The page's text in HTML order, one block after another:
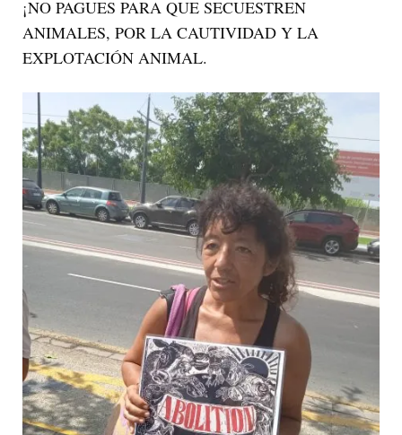
¡NO PAGUES PARA QUE SECUESTREN
ANIMALES, POR LA CAUTIVIDAD Y LA
EXPLOTACIÓN ANIMAL.